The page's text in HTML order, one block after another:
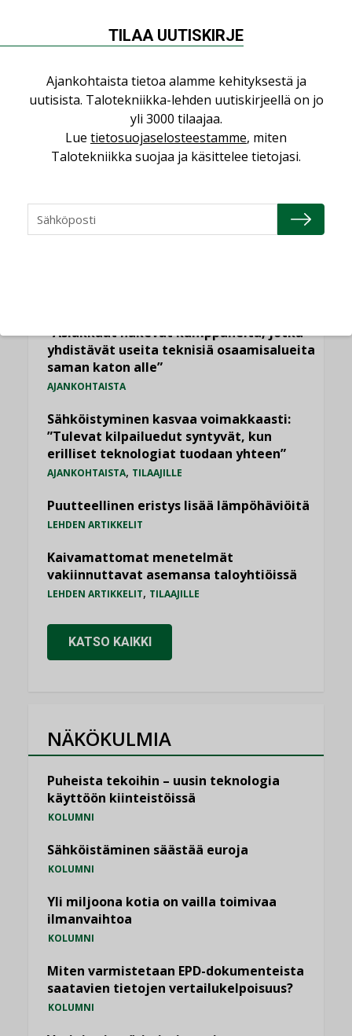
kilpailuedut syntyvät,
kun erilliset
yhteen”
Viikko
”Asiakkaat hakevat kumppaneita, jotka
yhdistävät useita teknisiä osaamisalueita
saman katon alle”
AJANKOHTAISTA
Sähköistyminen kasvaa voimakkaasti:
”Tulevat kilpailuedut syntyvät, kun
erilliset teknologiat tuodaan yhteen”
AJANKOHTAISTA, TILAAJILLE
Puutteellinen eristys lisää lämpöhäviöitä
LEHDEN ARTIKKELIT
Kaivamattomat menetelmät
vakiinnuttavat asemansa taloyhtiöissä
LEHDEN ARTIKKELIT, TILAAJILLE
KATSO KAIKKI
NÄKÖKULMIA
Puheista tekoihin – uusin teknologia
käyttöön kiinteistöissä
KOLUMNI
Sähköistäminen säästää euroja
KOLUMNI
Yli miljoona kotia on vailla toimivaa
ilmanvaihtoa
KOLUMNI
Miten varmistetaan EPD-dokumenteista
saatavien tietojen vertailukelpoisuus?
KOLUMNI
TILAA UUTISKIRJE
Ajankohtaista tietoa alamme kehityksestä ja
uutisista. Talotekniikka-lehden uutiskirjeellä on jo
yli 3000 tilaajaa.
Lue tietosuojaselosteestamme, miten
Talotekniikka suojaa ja käsittelee tietojasi.